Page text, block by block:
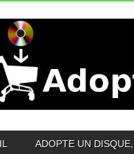
MENU
ADOPTE UN